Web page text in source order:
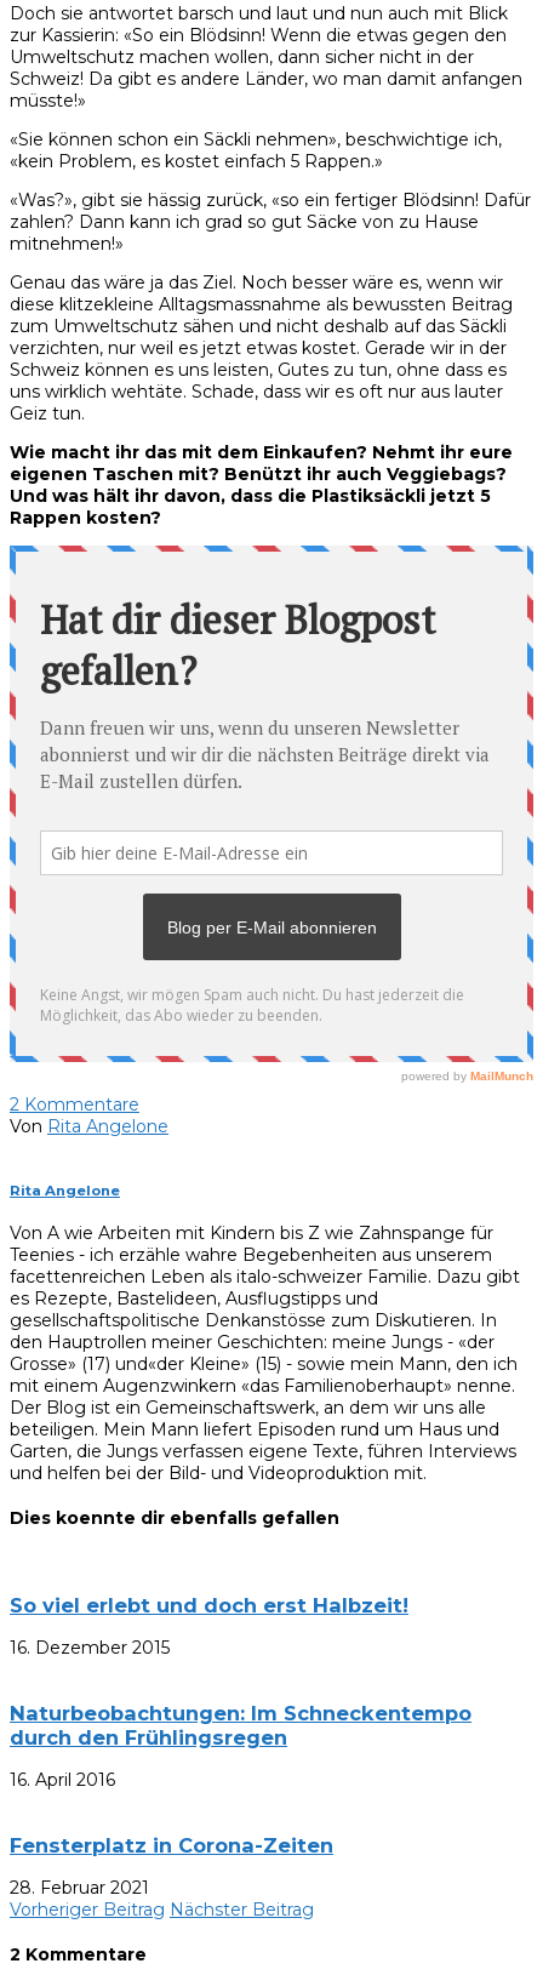
Doch sie antwortet barsch und laut und nun auch mit Blick
zur Kassierin: «So ein Blödsinn! Wenn die etwas gegen den
Umweltschutz machen wollen, dann sicher nicht in der
Schweiz! Da gibt es andere Länder, wo man damit anfangen
müsste!»
«Sie können schon ein Säckli nehmen», beschwichtige ich,
«kein Problem, es kostet einfach 5 Rappen.»
«Was?», gibt sie hässig zurück, «so ein fertiger Blödsinn! Dafür
zahlen? Dann kann ich grad so gut Säcke von zu Hause
mitnehmen!»
Genau das wäre ja das Ziel. Noch besser wäre es, wenn wir
diese klitzekleine Alltagsmassnahme als bewussten Beitrag
zum Umweltschutz sähen und nicht deshalb auf das Säckli
verzichten, nur weil es jetzt etwas kostet. Gerade wir in der
Schweiz können es uns leisten, Gutes zu tun, ohne dass es
uns wirklich wehtäte. Schade, dass wir es oft nur aus lauter
Geiz tun.
Wie macht ihr das mit dem Einkaufen? Nehmt ihr eure
eigenen Taschen mit? Benützt ihr auch Veggiebags?
Und was hält ihr davon, dass die Plastiksäckli jetzt 5
Rappen kosten?
2 Kommentare
Von Rita Angelone
Rita Angelone
Von A wie Arbeiten mit Kindern bis Z wie Zahnspange für
Teenies - ich erzähle wahre Begebenheiten aus unserem
facettenreichen Leben als italo-schweizer Familie. Dazu gibt
es Rezepte, Bastelideen, Ausflugstipps und
gesellschaftspolitische Denkanstösse zum Diskutieren. In
den Hauptrollen meiner Geschichten: meine Jungs - «der
Grosse» (17) und«der Kleine» (15) - sowie mein Mann, den ich
mit einem Augenzwinkern «das Familienoberhaupt» nenne.
Der Blog ist ein Gemeinschaftswerk, an dem wir uns alle
beteiligen. Mein Mann liefert Episoden rund um Haus und
Garten, die Jungs verfassen eigene Texte, führen Interviews
und helfen bei der Bild- und Videoproduktion mit.
Dies koennte dir ebenfalls gefallen
So viel erlebt und doch erst Halbzeit!
16. Dezember 2015
Naturbeobachtungen: Im Schneckentempo
durch den Frühlingsregen
16. April 2016
Fensterplatz in Corona-Zeiten
28. Februar 2021
Vorheriger Beitrag Nächster Beitrag
2 Kommentare